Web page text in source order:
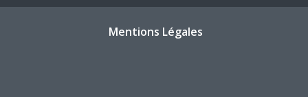
Mentions Légales